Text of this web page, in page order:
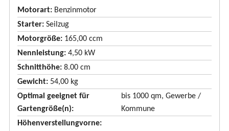
u
s
b
l
e
n
d
e
n
Motorart: Benzinmotor
Starter: Seilzug
Motorgröße: 165,00 ccm
Nennleistung: 4,50 kW
Schnitthöhe: 8.00 cm
Gewicht: 54,00 kg
Optimal geeignet für
Gartengröße(n):
bis 1000 qm, Gewerbe /
Kommune
Höhenverstellungvorne